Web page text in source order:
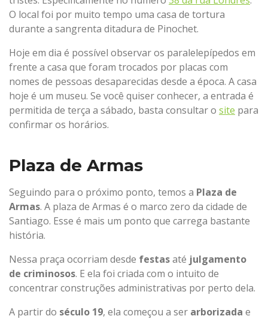
O local foi por muito tempo uma casa de tortura
durante a sangrenta ditadura de Pinochet.
Hoje em dia é possível observar os paralelepípedos em
frente a casa que foram trocados por placas com
nomes de pessoas desaparecidas desde a época. A casa
hoje é um museu. Se você quiser conhecer, a entrada é
permitida de terça a sábado, basta consultar o site para
confirmar os horários.
Plaza de Armas
Seguindo para o próximo ponto, temos a Plaza de
Armas. A plaza de Armas é o marco zero da cidade de
Santiago. Esse é mais um ponto que carrega bastante
história.
Nessa praça ocorriam desde festasaté julgamento
de criminosos. E ela foi criada com o intuito de
concentrar construções administrativas por perto dela.
A partir do século 19, ela começou a ser arborizada e